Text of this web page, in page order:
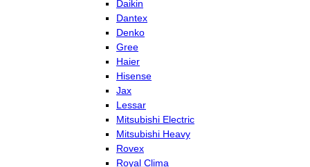
Daikin
Dantex
Denko
Gree
Haier
Hisense
Jax
Lessar
Mitsubishi Electric
Mitsubishi Heavy
Rovex
Royal Clima